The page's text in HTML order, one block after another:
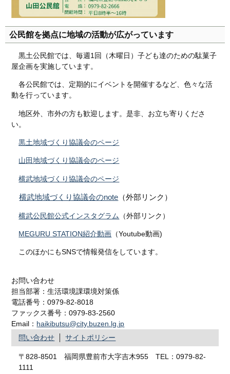
公民館を拠点に地域の活動が広がっています
黒土公民館では、毎週1回（木曜日）子ども達のための駄菓子
屋企画を実施しています。
各公民館では、定期的にイベントを開催するなど、色々な活
動を行っています。
地区外、市外の方も歓迎します。是非、お立ち寄りくださ
い。
黒土地域づくり協議会のページ
山田地域づくり協議会のページ
横武地域づくり協議会のページ
横武地域づくり協議会のnote （外部リンク）
横武公民館公式インスタグラム （外部リンク）
MEGURU STATION紹介動画 （Youtube動画)
このほかにもSNSで情報発信をしています。
お問い合わせ
担当部署：生活環境課環境対策係
電話番号：0979-82-8018
ファックス番号：0979-83-2560
Email： haikibutsu@city.buzen.lg.jp
問い合わせ
サイトポリシー
〒828-8501 福岡県豊前市大字吉木955 TEL：0979-82-
1111